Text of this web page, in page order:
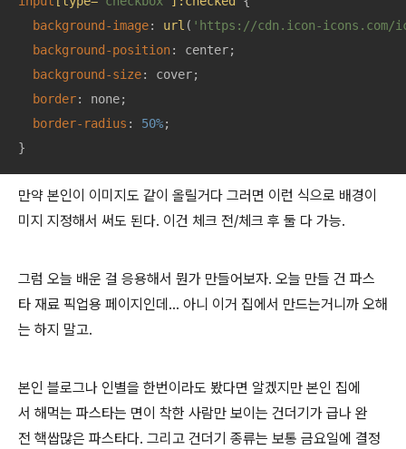
background-image: url ( 'https://cdn.icon-icons.com/
background-position: center;
background-size: cover;
border: none;
border-radius : 50%;
}
만약 본인이 이미지도 같이 올릴거다 그러면 이런 식으로 배경이
미지 지정해서 써도 된다. 이건 체크 전/체크 후 둘 다 가능.
그럼 오늘 배운 걸 응용해서 뭔가 만들어보자. 오늘 만들 건 파스
타 재료 픽업용 페이지인데… 아니 이거 집에서 만드는거니까 오해
는 하지 말고.
본인 블로그나 인별을 한번이라도 봤다면 알겠지만 본인 집에
서 해먹는 파스타는 면이 착한 사람만 보이는 건더기가 급나 완
전 핵쌉많은 파스타다. 그리고 건더기 종류는 보통 금요일에 결정